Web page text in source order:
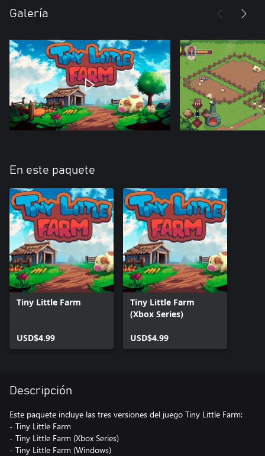
Galería
En este paquete
Tiny Little Farm
USD$4.99
Tiny Little Farm
(Xbox Series)
USD$4.99
Descripción
Este paquete incluye las tres versiones del juego Tiny Little Farm:
- Tiny Little Farm
- Tiny Little Farm (Xbox Series)
- Tiny Little Farm (Windows)